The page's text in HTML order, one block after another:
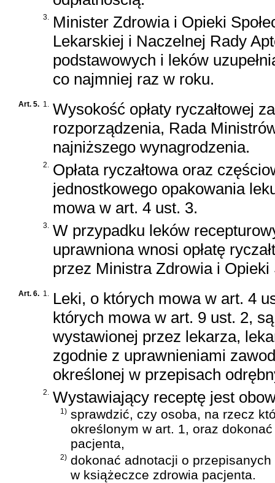
3.
Minister Zdrowia i Opieki
Lekarskiej i Naczelnej Rady
podstawowych i leków
co najmniej raz w roku.
Art. 5. 1.
Wysokość opłaty ryczałtowej
rozporządzenia, Rada
najniższego wynagrodzenia.
2.
Opłata ryczałtowa oraz
jednostkowego opakowania
mowa w art. 4 ust. 3.
3.
W przypadku leków
uprawniona wnosi opłatę
przez Ministra Zdrowia i Opieki
Art. 6. 1.
Leki, o których mowa w art. 4
których mowa w art. 9 ust. 2,
wystawionej przez lekarza,
zgodnie z uprawnieniami
określonej w przepisach
2. Wystawiający receptę jest
1) sprawdzić, czy osoba, na rzecz
określonym w art. 1, oraz
pacjenta,
2) dokonać adnotacji o przepisanych
w książeczce zdrowia pacjenta.